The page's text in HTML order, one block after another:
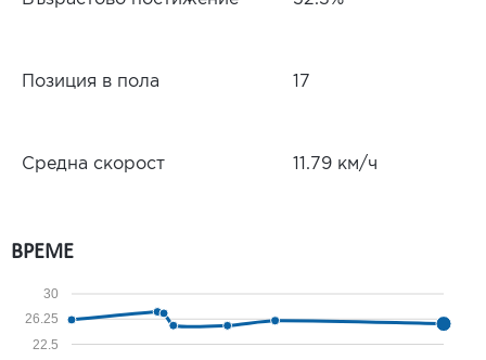
Позиция в пола 17
Средна скорост 11.79 км/ч
ВРЕМЕ
22.5
26.25
30